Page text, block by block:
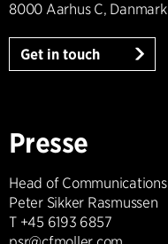
8000 Aarhus C, Danmark
Get in touch
Presse
Head of Communications
Peter Sikker Rasmussen
T +45 6193 6857